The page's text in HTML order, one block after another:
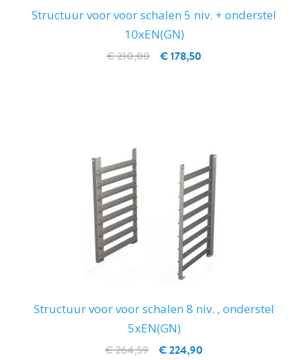
Structuur voor voor schalen 5 niv. + onderstel
10xEN(GN)
€ 178,50
€ 210,00
Structuur voor voor schalen 8 niv. , onderstel
5xEN(GN)
€ 224,90
€ 264,59